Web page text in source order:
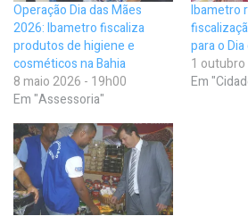
Operação Dia das Mães
2026: Ibametro fiscaliza
produtos de higiene e
cosméticos na Bahia
8 maio 2026 - 19h00
Em "Assessoria"
Ibametro
para o
1
Em